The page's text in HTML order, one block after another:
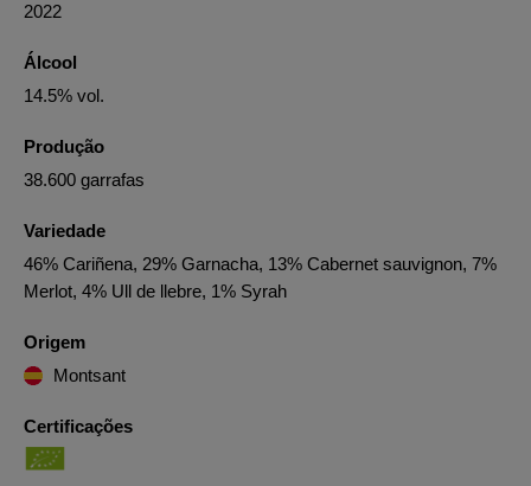
2022
Álcool
14.5% vol.
Produção
38.600 garrafas
Variedade
46% Cariñena, 29% Garnacha, 13% Cabernet sauvignon, 7%
Merlot, 4% Ull de llebre, 1% Syrah
Origem
Montsant
Certificações